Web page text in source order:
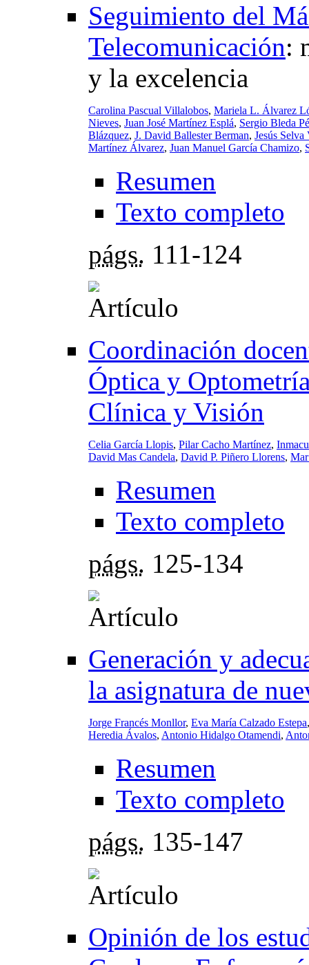
Seguimiento del
Telecomunicación:
y la excelencia
Carolina Pascual Villalobos, Mariela L. Álvarez
Nieves, Juan José Martínez Esplá, Sergio Bleda
Blázquez, J. David Ballester Berman, Jesús Selva
Martínez Álvarez, Juan Manuel García Chamizo,
Resumen
Texto completo
págs. 111-124
Coordinación
Óptica y
Clínica y Visión
Celia García Llopis, Pilar Cacho Martínez,
David Mas Candela, David P. Piñero Llorens,
Resumen
Texto completo
págs. 125-134
Generación y
la asignatura de
Jorge Francés Monllor, Eva María Calzado Estepa
Heredia Ávalos, Antonio Hidalgo Otamendi,
Resumen
Texto completo
págs. 135-147
Opinión de los